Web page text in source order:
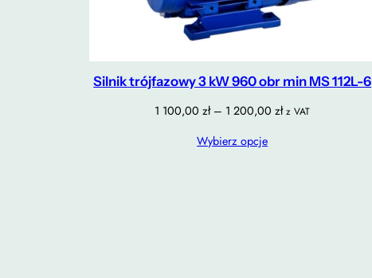
Silnik trójfazowy 3 kW 960 obr min MS 112L-6
1 100,00zł – 1 200,00złZakres
z VAT
Wybierz opcje